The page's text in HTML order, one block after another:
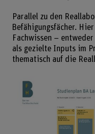
Parallel zu den
Befähigungsfächer.
Fachwissen –
als gezielte Inputs im
thematisch auf die